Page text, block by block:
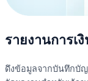
รายงานการเ
ดึงข้อมูลจากบันทึกบั